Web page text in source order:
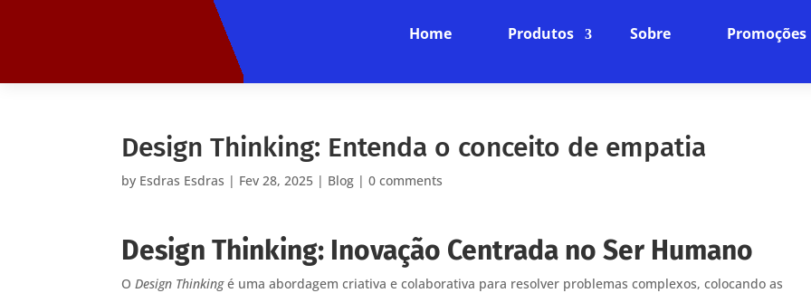
Home Produtos Sobre Promoções
Design Thinking: Entenda o conceito de empatia
by Esdras Esdras | Fev 28, 2025 | Blog |0 comments
Design Thinking: Inovação Centrada no Ser Humano
ODesign Thinkingé uma abordagem criativa e colaborativa para resolver problemas complexos, colocando as